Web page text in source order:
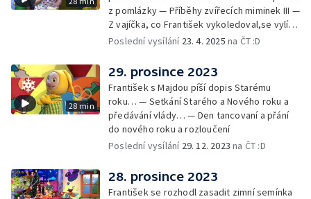
z pomlázky — Příběhy zvířecích miminek III —
Z vajíčka, co František vykoledoval,se vylíhl
drak. Nejí princezny, ale miluje vajíčkovou
Rozloučení
Poslední vysílání 23. 4. 2025 na ČT :D
28 min
29. prosince 2023
František s Majdou píší dopis Starému
roku… — Setkání Starého a Nového roku a
předávání vlády… — Den tancovaní a přání
do nového roku a rozloučení
Poslední vysílání 29. 12. 2023 na ČT :D
28. prosince 2023
František se rozhodl zasadit zimní semínka